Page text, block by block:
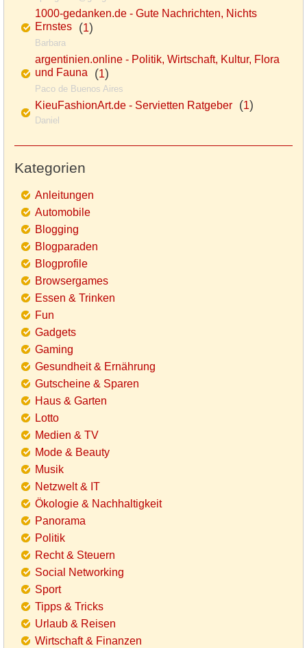
1000-gedanken.de - Gute Nachrichten, Nichts
Ernstes (1)
Barbara
argentinien.online - Politik, Wirtschaft, Kultur, Flora
und Fauna (1)
Paco de Buenos Aires
KieuFashionArt.de - Servietten Ratgeber (1)
Daniel
Kategorien
Anleitungen
Automobile
Blogging
Blogparaden
Blogprofile
Browsergames
Essen & Trinken
Fun
Gadgets
Gaming
Gesundheit & Ernährung
Gutscheine & Sparen
Haus & Garten
Lotto
Medien & TV
Mode & Beauty
Musik
Netzwelt & IT
Ökologie & Nachhaltigkeit
Panorama
Politik
Recht & Steuern
Social Networking
Sport
Tipps & Tricks
Urlaub & Reisen
Wirtschaft & Finanzen